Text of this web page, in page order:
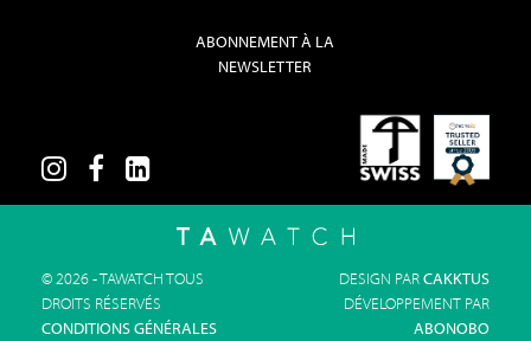
ABONNEMENT À LA
NEWSLETTER
© 2026 - TAWATCH TOUS
DROITS RÉSERVÉS
CONDITIONS GÉNÉRALES
DESIGN PARCAKKTUS
DÉVELOPPEMENT PAR
ABONOBO